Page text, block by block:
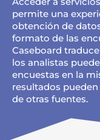
permite una
obtención de
formato de las
Caseboard
los analistas
encuestas en la
resultados
de otras fuentes.